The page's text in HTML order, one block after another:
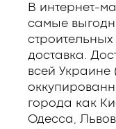
В интернет-
самые
доставка.
всей Украине
города как
Одесса,